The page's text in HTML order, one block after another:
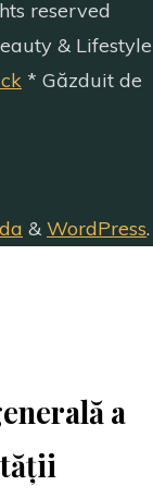
reserved
& Lifestyle
* Găzduit de
& WordPress.
a